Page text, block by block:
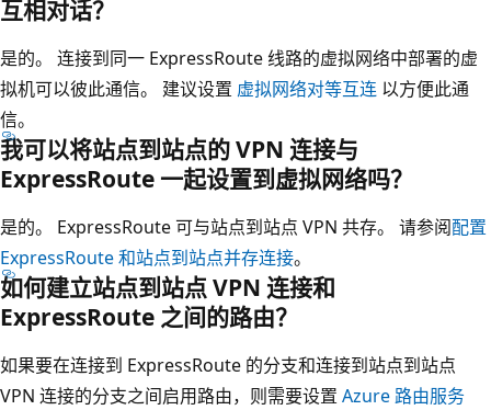
互相对话？
是的。 连接到同一 ExpressRoute 线路的虚拟网络中部署的虚
拟机可以彼此通信。 建议设置 虚拟网络对等互连 以方便此通
信。
我可以将站点到站点的 VPN 连接与
ExpressRoute 一起设置到虚拟网络吗？
是的。 ExpressRoute 可与站点到站点 VPN 共存。 请参阅配置
ExpressRoute 和站点到站点并存连接。
如何建立站点到站点 VPN 连接和
ExpressRoute 之间的路由？
如果要在连接到 ExpressRoute 的分支和连接到站点到站点
VPN 连接的分支之间启用路由，则需要设置 Azure 路由服务